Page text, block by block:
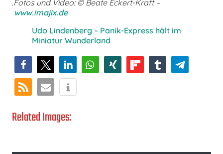
.Fotos und Video: © Beate Eckert-Kraft –
www.imajix.de
Udo Lindenberg – Panik-Express hält im
Miniatur Wunderland
Related Images: